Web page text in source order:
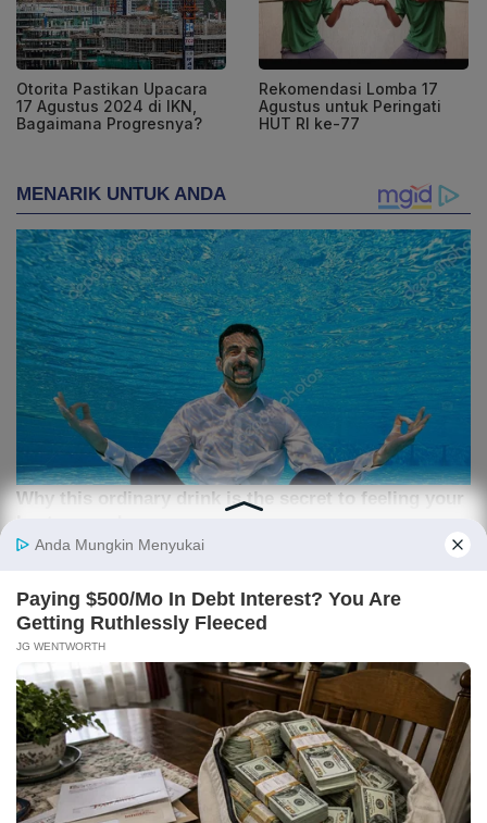
Otorita Pastikan Upacara
17 Agustus 2024 di IKN,
Bagaimana Progresnya?
Rekomendasi Lomba 17
Agustus untuk Peringati
HUT RI ke-77